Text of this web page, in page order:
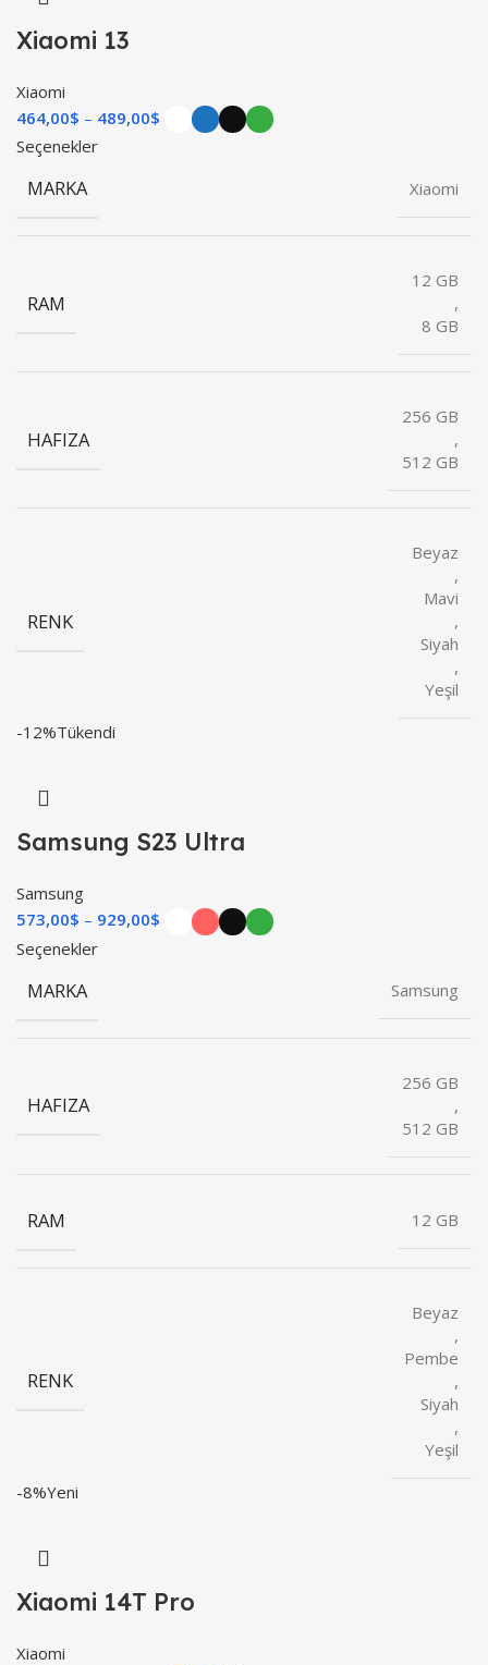
Xiaomi 13
Xiaomi
464,00$ 489,00$
Seçenekler
MARKA Xiaomi
RAM
12 GB
,
8 GB
HAFIZA
256 GB
,
512 GB
RENK
Beyaz
,
Mavi
,
Siyah
,
Yeşil
-12%Tükendi
Samsung S23 Ultra
Samsung
573,00$ 929,00$
Seçenekler
MARKA Samsung
HAFIZA
256 GB
,
512 GB
RAM 12 GB
RENK
Beyaz
,
Pembe
,
Siyah
,
Yeşil
-8%Yeni
Xiaomi 14T Pro
Xiaomi